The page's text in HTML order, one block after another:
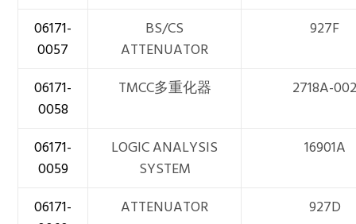
06171-
0057
BS/CS
ATTENUATOR
927F
06171-
0058
TMCC多重化器 2718A-
06171-
0059
LOGIC ANALYSIS
SYSTEM
16901A
06171-
ATTENUATOR 927D